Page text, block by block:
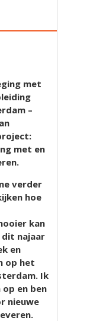
met
–
met en
verder
hoe
kan
dit najaar
en
op het
Ik
en ben
nieuwe